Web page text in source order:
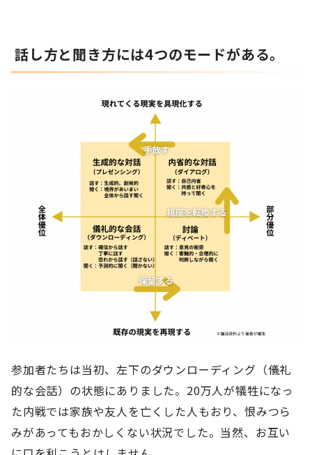
話し方と聞き方には4つのモードがある。
参加者たちは当初、左下のダウンローディング（儀礼
的な会話）の状態にありました。20万人が犠牲になっ
た内戦では家族や友人を亡くした人もおり、恨みつら
みがあってもおかしくない状況でした。当然、お互い